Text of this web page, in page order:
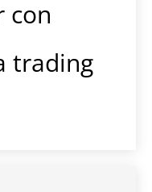
con
trading